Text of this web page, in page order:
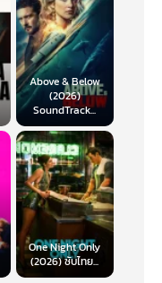
Above & Below
(2026)
SoundTrack...
One Night Only
(2026) ซับไทย...